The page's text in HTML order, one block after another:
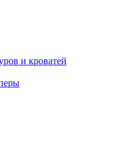
и кроватей